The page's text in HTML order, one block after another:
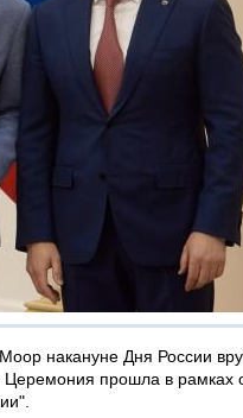
накануне Дня России
прошла в рамках